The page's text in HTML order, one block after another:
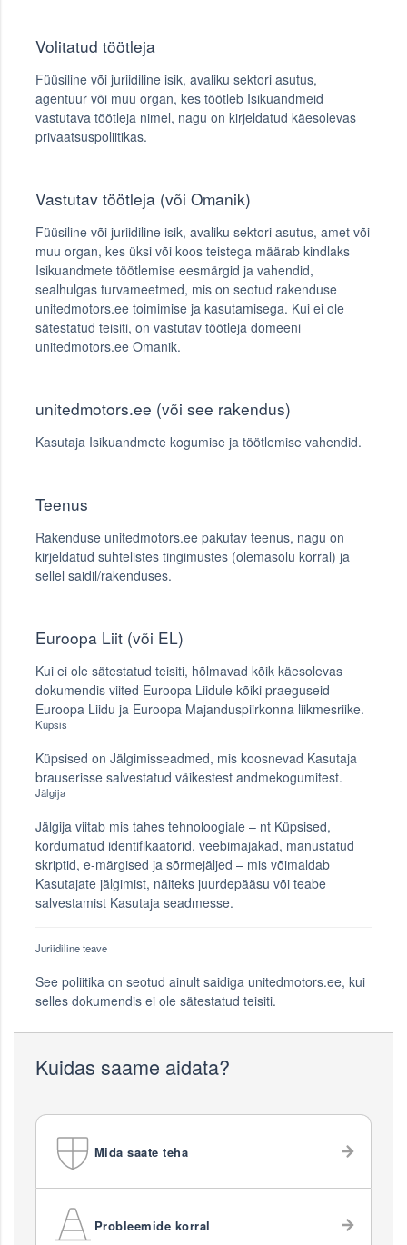
Volitatud töötleja
Füüsiline või juriidiline isik, avaliku sektori asutus,
agentuur või muu organ, kes töötleb Isikuandmeid
vastutava töötleja nimel, nagu on kirjeldatud käesolevas
privaatsuspoliitikas.
Vastutav töötleja (või Omanik)
Füüsiline või juriidiline isik, avaliku sektori asutus, amet või
muu organ, kes üksi või koos teistega määrab kindlaks
Isikuandmete töötlemise eesmärgid ja vahendid,
sealhulgas turvameetmed, mis on seotud rakenduse
unitedmotors.ee toimimise ja kasutamisega. Kui ei ole
sätestatud teisiti, on vastutav töötleja domeeni
unitedmotors.ee Omanik.
unitedmotors.ee (või see rakendus)
Kasutaja Isikuandmete kogumise ja töötlemise vahendid.
Teenus
Rakenduse unitedmotors.ee pakutav teenus, nagu on
kirjeldatud suhtelistes tingimustes (olemasolu korral) ja
sellel saidil/rakenduses.
Euroopa Liit (või EL)
Kui ei ole sätestatud teisiti, hõlmavad kõik käesolevas
dokumendis viited Euroopa Liidule kõiki praeguseid
Euroopa Liidu ja Euroopa Majanduspiirkonna liikmesriike.
Küpsis
Küpsised on Jälgimisseadmed, mis koosnevad Kasutaja
brauserisse salvestatud väikestest andmekogumitest.
Jälgija
Jälgija viitab mis tahes tehnoloogiale – nt Küpsised,
kordumatud identifikaatorid, veebimajakad, manustatud
skriptid, e-märgised ja sõrmejäljed – mis võimaldab
Kasutajate jälgimist, näiteks juurdepääsu või teabe
salvestamist Kasutaja seadmesse.
Juriidiline teave
See poliitika on seotud ainult saidiga unitedmotors.ee, kui
selles dokumendis ei ole sätestatud teisiti.
Kuidas saame aidata?
Mida saate teha
Probleemide korral